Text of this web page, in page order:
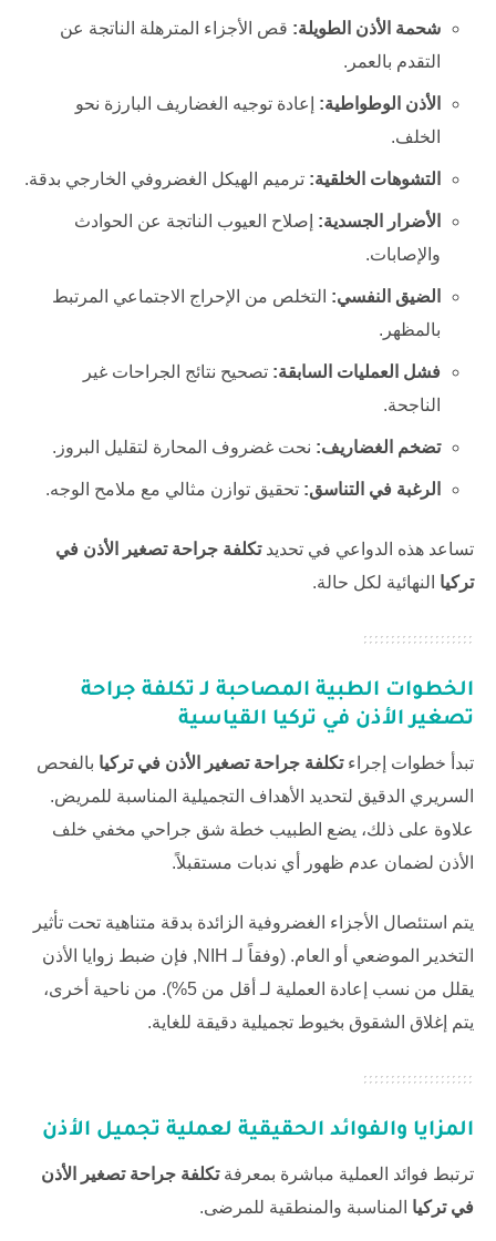
شحمة الأذن الطويلة: قص الأجزاء المترهلة الناتجة عن
التقدم بالعمر.
الأذن الوطواطية: إعادة توجيه الغضاريف البارزة نحو
الخلف.
التشوهات الخلقية: ترميم الهيكل الغضروفي الخارجي بدقة.
الأضرار الجسدية: إصلاح العيوب الناتجة عن الحوادث
والإصابات.
الضيق النفسي: التخلص من الإحراج الاجتماعي المرتبط
بالمظهر.
فشل العمليات السابقة: تصحيح نتائج الجراحات غير
الناجحة.
تضخم الغضاريف: نحت غضروف المحارة لتقليل البروز.
الرغبة في التناسق: تحقيق توازن مثالي مع ملامح الوجه.
تساعد هذه الدواعي في تحديدتكلفة جراحة تصغير الأذن في
تركيا النهائية لكل حالة.
الخطوات الطبية المصاحبة لـ تكلفة جراحة
تصغير الأذن في تركيا القياسية
تبدأ خطوات إجراءتكلفة جراحة تصغير الأذن في تركيا بالفحص
السريري الدقيق لتحديد الأهداف التجميلية المناسبة للمريض.
علاوة على ذلك، يضع الطبيب خطة شق جراحي مخفي خلف
الأذن لضمان عدم ظهور أي ندبات مستقبلاً.
يتم استئصال الأجزاء الغضروفية الزائدة بدقة متناهية تحت تأثير
التخدير الموضعي أو العام. (وفقاً لـ NIH, فإن ضبط زوايا الأذن
يقلل من نسب إعادة العملية لـ أقل من 5%). من ناحية أخرى،
يتم إغلاق الشقوق بخيوط تجميلية دقيقة للغاية.
المزايا والفوائد الحقيقية لعملية تجميل الأذن
ترتبط فوائد العملية مباشرة بمعرفةتكلفة جراحة تصغير الأذن
في تركيا المناسبة والمنطقية للمرضى.